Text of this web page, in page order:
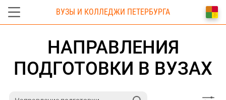
ВУЗЫ И КОЛЛЕДЖИ ПЕТЕРБУРГА
НАПРАВЛЕНИЯ
ПОДГОТОВКИ В ВУЗАХ